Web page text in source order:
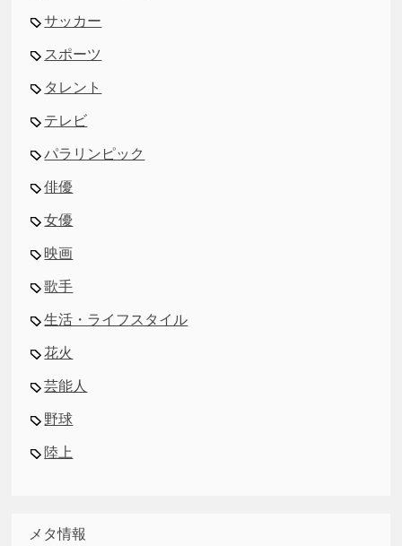
サッカー
スポーツ
タレント
テレビ
パラリンピック
俳優
女優
映画
歌手
生活・ライフスタイル
花火
芸能人
野球
陸上
メタ情報